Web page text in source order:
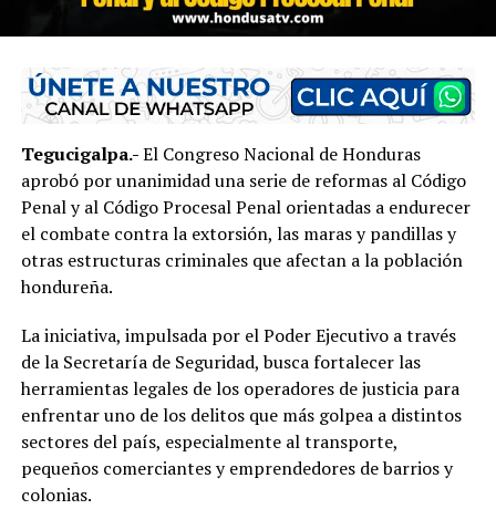
Tegucigalpa.-El Congreso Nacional de Honduras
aprobó por unanimidad una serie de reformas al Código
Penal y al Código Procesal Penal orientadas a endurecer
el combate contra la extorsión, las maras y pandillas y
otras estructuras criminales que afectan a la población
hondureña.
La iniciativa, impulsada por el Poder Ejecutivo a través
de la Secretaría de Seguridad, busca fortalecer las
herramientas legales de los operadores de justicia para
enfrentar uno de los delitos que más golpea a distintos
sectores del país, especialmente al transporte,
pequeños comerciantes y emprendedores de barrios y
colonias.